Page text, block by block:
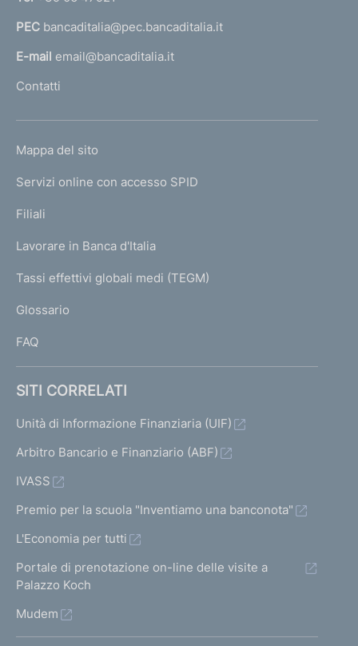
a
l
'
m
e
a
g
PEC bancaditalia@pec.bancaditalia.it
E-mail email@bancaditalia.it
Contatti
L
N
K
T
I
I
Mappa del sito
Servizi online con accesso SPID
Filiali
Lavorare in Banca d'Italia
Tassi effettivi globali medi (TEGM)
Glossario
FAQ
SITI CORRELATI
Unità di Informazione Finanziaria (UIF)
Arbitro Bancario e Finanziario (ABF)
IVASS
Premio per la scuola "Inventiamo una banconota"
L'Economia per tutti
Portale di prenotazione on-line delle visite a
Palazzo Koch
Mudem